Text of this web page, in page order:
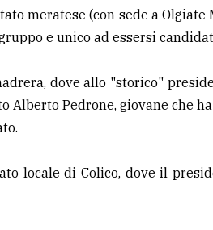
meratese (con sede a Olgiate
e unico ad essersi
dove allo "storico"
Alberto Pedrone, giovane che
locale di Colico, dove il